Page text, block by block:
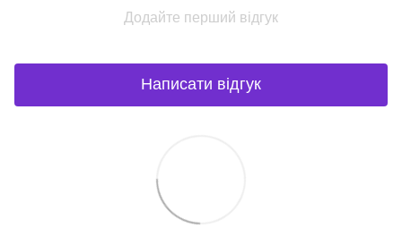
Додайте перший відгук
Написати відгук